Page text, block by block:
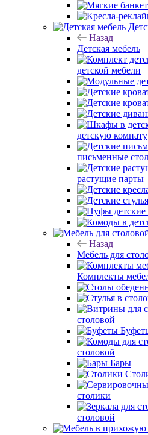
Назад
Детская мебель
детской мебели
детскую комнату
письменные
растущие парты
Назад
Мебель для
Комплекты
столовой
столовой
Бары
столики
столовой